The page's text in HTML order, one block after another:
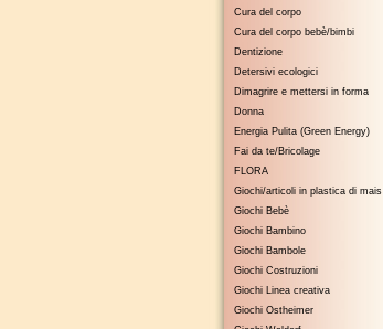
Cura del corpo
Cura del corpo bebè/bimbi
Dentizione
Detersivi ecologici
Dimagrire e mettersi in forma
Donna
Energia Pulita (Green Energy)
Fai da te/Bricolage
FLORA
Giochi/articoli in plastica di mais
Giochi Bebè
Giochi Bambino
Giochi Bambole
Giochi Costruzioni
Giochi Linea creativa
Giochi Ostheimer